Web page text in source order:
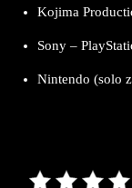
Kojima
Sony –
Nintendo (solo